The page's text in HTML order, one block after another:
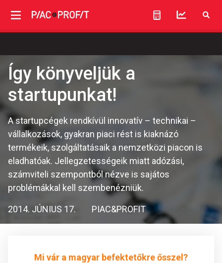
Így könyveljük a
startupunkat!
A startupcégek rendkívül innovatív – technikai –
vállalkozások, gyakran piaci rést is kiaknázó
termékeik, szolgáltatásaik a nemzetközi piacon is
eladhatóak. Jellegzetességeik miatt adózási,
számviteli szempontból nézve is sajátos
problémákkal kell szembenézniük.
2014. JÚNIUS 17. PIAC&PROFIT
Mi vár a magyar befektetőkre ősszel?